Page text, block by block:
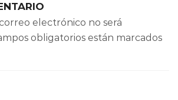
electrónico no será
obligatorios están marcados